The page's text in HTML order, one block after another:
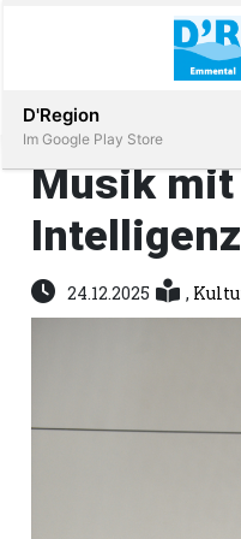
Immobilien
Veranstaltungen
Musik
Intelligenz
24.12.2025 ,
D'Region
Im Google Play Store